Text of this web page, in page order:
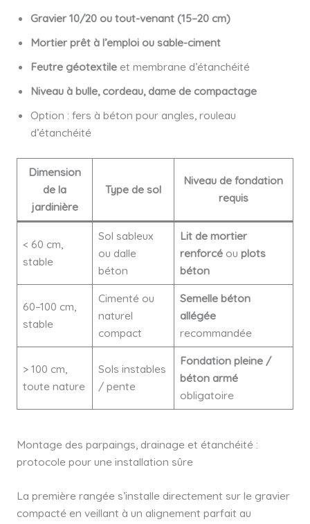
Gravier 10/20 ou tout-venant (15–20 cm)
Mortier prêt à l’emploi ou sable-ciment
Feutre géotextileet membrane d’étanchéité
Niveau à bulle, cordeau, dame de compactage
Option : fers à béton pour angles, rouleau
d’étanchéité
Dimension
de la
jardinière
Type de sol
Niveau de fondation
requis
< 60 cm,
stable
Sol sableux
ou dalle
béton
Lit de mortier
renforcéou plots
béton
60–100 cm,
stable
Cimenté ou
naturel
compact
Semelle béton
allégée
recommandée
> 100 cm,
toute nature
Sols instables
/ pente
Fondation pleine /
béton armé
obligatoire
Montage des parpaings, drainage et étanchéité :
protocole pour une installation sûre
La première rangée s’installe directement sur le gravier
compacté en veillant à un alignement parfait au